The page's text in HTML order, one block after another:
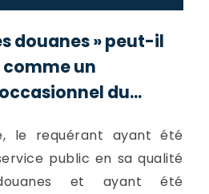
douanes » peut-il
un
du...
le requérant ayant été
public en sa qualité
et ayant été